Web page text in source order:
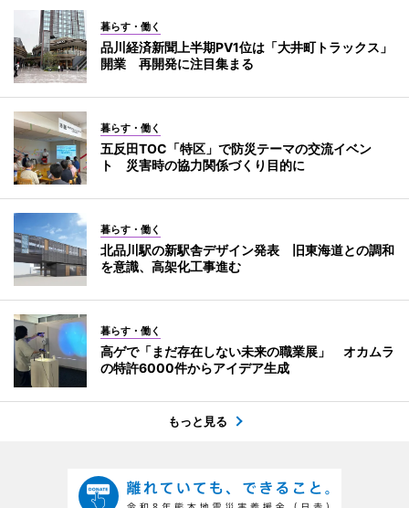
暮らす・働く
品川経済新聞上半期PV1位は「大井町トラックス」
開業 再開発に注目集まる
暮らす・働く
五反田TOC「特区」で防災テーマの交流イベン
ト 災害時の協力関係づくり目的に
暮らす・働く
北品川駅の新駅舎デザイン発表 旧東海道との調和
を意識、高架化工事進む
暮らす・働く
高ゲで「まだ存在しない未来の職業展」 オカムラ
の特許6000件からアイデア生成
もっと見る